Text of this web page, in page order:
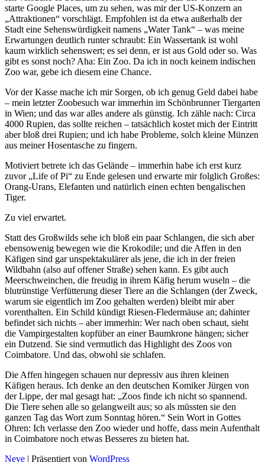
starte Google Places, um zu sehen, was mir der US-Konzern an
„Attraktionen“ vorschlägt. Empfohlen ist da etwa außerhalb der
Stadt eine Sehenswürdigkeit namens „Water Tank“ – was meine
Erwartungen deutlich runter schraubt: Ein Wassertank ist wohl
kaum wirklich sehenswert; es sei denn, er ist aus Gold oder so. Was
gibt es sonst noch? Aha: Ein Zoo. Da ich in noch keinem indischen
Zoo war, gebe ich diesem eine Chance.
Vor der Kasse mache ich mir Sorgen, ob ich genug Geld dabei habe
– mein letzter Zoobesuch war immerhin im Schönbrunner Tiergarten
in Wien; und das war alles andere als günstig. Ich zähle nach: Circa
4000 Rupien, das sollte reichen – tatsächlich kostet mich der Eintritt
aber bloß drei Rupien; und ich habe Probleme, solch kleine Münzen
aus meiner Hosentasche zu fingern.
Motiviert betrete ich das Gelände – immerhin habe ich erst kurz
zuvor „Life of Pi“ zu Ende gelesen und erwarte mir folglich Großes:
Orang-Urans, Elefanten und natürlich einen echten bengalischen
Tiger.
Zu viel erwartet.
Statt des Großwilds sehe ich bloß ein paar Schlangen, die sich aber
ebensowenig bewegen wie die Krokodile; und die Affen in den
Käfigen sind gar unspektakulärer als jene, die ich in der freien
Wildbahn (also auf offener Straße) sehen kann. Es gibt auch
Meerschweinchen, die freudig in ihrem Käfig herum wuseln – die
blutrünstige Verfütterung dieser Tiere an die Schlangen (der Zweck,
warum sie eigentlich im Zoo gehalten werden) bleibt mir aber
vorenthalten. Ein Schild kündigt Riesen-Fledermäuse an; dahinter
befindet sich nichts – aber immerhin: Wer nach oben schaut, sieht
die Vampirgestalten kopfüber an einer Baumkrone hängen; sicher
ein Dutzend. Sie sind vermutlich das Highlight des Zoos von
Coimbatore. Und das, obwohl sie schlafen.
Die Affen hingegen schauen nur depressiv aus ihren kleinen
Käfigen heraus. Ich denke an den deutschen Komiker Jürgen von
der Lippe, der mal gesagt hat: „Zoos finde ich nicht so spannend.
Die Tiere sehen alle so gelangweilt aus; so als müssten sie den
ganzen Tag das Wort zum Sonntag hören.“ Sein Wort in Gottes
Ohren: Ich verlasse den Zoo wieder und hoffe, dass mein Aufenthalt
in Coimbatore noch etwas Besseres zu bieten hat.
Neve | Präsentiert von WordPress